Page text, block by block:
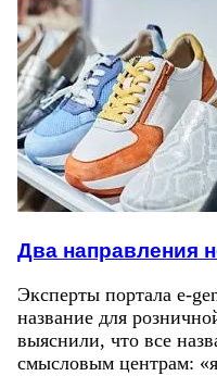
Два направления
Эксперты портала e-
название для
выяснили, что все
смысловым центрам: